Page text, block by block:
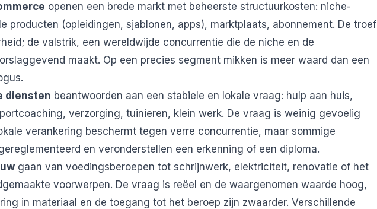
openen een brede markt met beheerste structuurkosten: niche-
producten (opleidingen, sjablonen, apps), marktplaats, abonnement. De troef
de valstrik, een wereldwijde concurrentie die de niche en de
maakt. Op een precies segment mikken is meer waard dan een
diensten beantwoorden aan een stabiele en lokale vraag: hulp aan huis,
verzorging, tuinieren, klein werk. De vraag is weinig gevoelig
verankering beschermt tegen verre concurrentie, maar sommige
en veronderstellen een erkenning of een diploma.
gaan van voedingsberoepen tot schrijnwerk, elektriciteit, renovatie of het
voorwerpen. De vraag is reëel en de waargenomen waarde hoog,
in materiaal en de toegang tot het beroep zijn zwaarder. Verschillende